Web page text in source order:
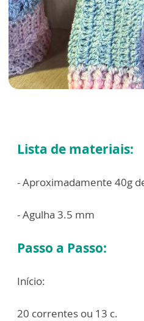
Lista de materiais:
- Aproximadamente 40g
- Agulha 3.5 mm
Passo a Passo:
Início:
20 correntes ou 13 c.